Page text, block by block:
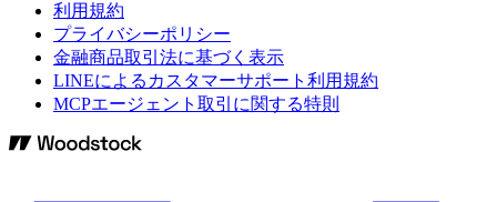
利用規約
プライバシーポリシー
金融商品取引法に基づく表示
LINEによるカスタマーサポート利用規約
MCPエージェント取引に関する特則